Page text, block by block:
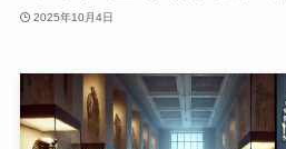
2025年10月4日